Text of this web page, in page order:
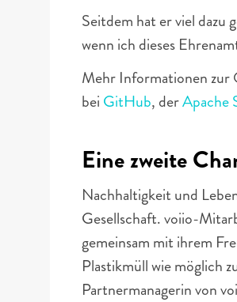
Seitdem hat er viel dazu
wenn ich dieses
Mehr Informationen zur
bei GitHub, der Apache
Eine zweite
Nachhaltigkeit und
Gesellschaft. voiio-
gemeinsam mit ihrem
Plastikmüll wie möglich
Partnermanagerin von